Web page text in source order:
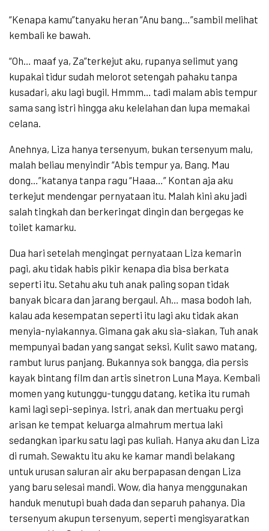
“Kenapa kamu”tanyaku heran “Anu bang…”sambil melihat
kembali ke bawah.
“Oh… maaf ya, Za”terkejut aku, rupanya selimut yang
kupakai tidur sudah melorot setengah pahaku tanpa
kusadari, aku lagi bugil. Hmmm… tadi malam abis tempur
sama sang istri hingga aku kelelahan dan lupa memakai
celana.
Anehnya, Liza hanya tersenyum, bukan tersenyum malu,
malah beliau menyindir “Abis tempur ya, Bang. Mau
dong…”katanya tanpa ragu “Haaa…” Kontan aja aku
terkejut mendengar pernyataan itu. Malah kini aku jadi
salah tingkah dan berkeringat dingin dan bergegas ke
toilet kamarku.
Dua hari setelah mengingat pernyataan Liza kemarin
pagi, aku tidak habis pikir kenapa dia bisa berkata
seperti itu. Setahu aku tuh anak paling sopan tidak
banyak bicara dan jarang bergaul. Ah… masa bodoh lah,
kalau ada kesempatan seperti itu lagi aku tidak akan
menyia-nyiakannya. Gimana gak aku sia-siakan, Tuh anak
mempunyai badan yang sangat seksi, Kulit sawo matang,
rambut lurus panjang. Bukannya sok bangga, dia persis
kayak bintang film dan artis sinetron Luna Maya. Kembali
momen yang kutunggu-tunggu datang, ketika itu rumah
kami lagi sepi-sepinya. Istri, anak dan mertuaku pergi
arisan ke tempat keluarga almahrum mertua laki
sedangkan iparku satu lagi pas kuliah. Hanya aku dan Liza
di rumah. Sewaktu itu aku ke kamar mandi belakang
untuk urusan saluran air aku berpapasan dengan Liza
yang baru selesai mandi. Wow, dia hanya menggunakan
handuk menutupi buah dada dan separuh pahanya. Dia
tersenyum akupun tersenyum, seperti mengisyaratkan